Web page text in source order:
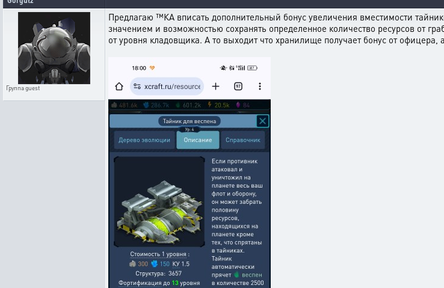
Группаguest
Предлагаю ™КА вписать дополнительный бонус увеличения вместимости
значением и возможностью сохранять определенное количество ресурсов от
от уровня кладовщика. А то выходит что хранилище получает бонус от